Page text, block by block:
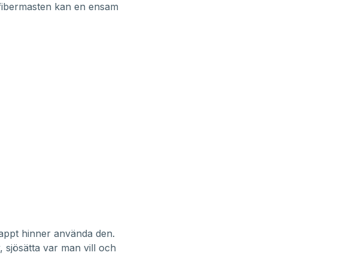
kan en ensam
hinner använda den.
sjösätta var man vill och